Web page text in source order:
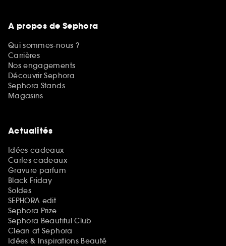
A propos de Sephora
Qui sommes-nous ?
Carrières
Nos engagements
Découvrir Sephora
Sephora Stands
Magasins
Actualités
Idées cadeaux
Cartes cadeaux
Gravure parfum
Black Friday
Soldes
SEPHORA edit
Sephora Prize
Sephora Beautiful Club
Clean at Sephora
Idées & Inspirations Beauté